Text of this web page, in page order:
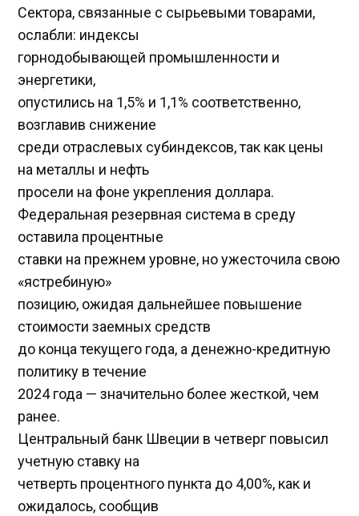
Сектора, связанные с сырьевыми товарами,
ослабли: индексы
горнодобывающей промышленности и
энергетики,
опустились на 1,5% и 1,1% соответственно,
возглавив снижение
среди отраслевых субиндексов, так как цены
на металлы и нефть
просели на фоне укрепления доллара.
Федеральная резервная система в среду
оставила процентные
ставки на прежнем уровне, но ужесточила свою
«ястребиную»
позицию, ожидая дальнейшее повышение
стоимости заемных средств
до конца текущего года, а денежно-кредитную
политику в течение
2024 года — значительно более жесткой, чем
ранее.
Центральный банк Швеции в четверг повысил
учетную ставку на
четверть процентного пункта до 4,00%, как и
ожидалось, сообщив